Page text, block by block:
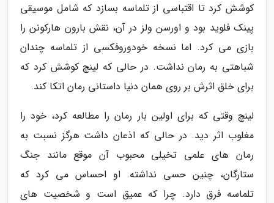
کوشش کرد تا اقتباسی از تلماسه بسازد که شامل موسیقی
پینک فلوید بود و اورسن ولز در آن، نقش بارون هارکونن را
بازی می کرد. اما نسخه خودوروفکسی از تلماسه چندان
شباهتی به رمان نداشت. در حالی که لینچ کوشش کرد که
برای خلق اثرش بر روی همان دنیا داستانی رمان اتکا کند.
لینچ وقتی که برای اولین بار رمان را مطالعه کرد، خود را
مغلوب اثر دید. در حالی که اذعان داشت هرگز نسبت به
رمان های علمی تخیلی محبوب آن موقع مانند جنگ
ستارگان، چنین حسی نداشته. او احساس می کرد که
تلماسه فرق دارد. چرا که عمیق است و شخصیت های